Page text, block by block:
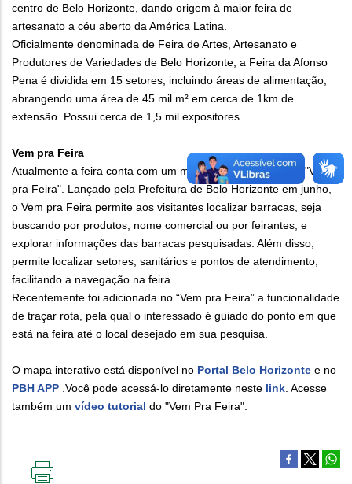
centro de Belo Horizonte, dando origem à maior feira de
artesanato a céu aberto da América Latina.
Oficialmente denominada de Feira de Artes, Artesanato e
Produtores de Variedades de Belo Horizonte, a Feira da Afonso
Pena é dividida em 15 setores, incluindo áreas de alimentação,
abrangendo uma área de 45 mil m² em cerca de 1km de
extensão. Possui cerca de 1,5 mil expositores
Vem pra Feira
Atualmente a feira conta com um mapa digital interativo, o "Vem
pra Feira". Lançado pela Prefeitura de Belo Horizonte em junho,
o Vem pra Feira permite aos visitantes localizar barracas, seja
buscando por produtos, nome comercial ou por feirantes, e
explorar informações das barracas pesquisadas. Além disso,
permite localizar setores, sanitários e pontos de atendimento,
facilitando a navegação na feira.
Recentemente foi adicionada no “Vem pra Feira” a funcionalidade
de traçar rota, pela qual o interessado é guiado do ponto em que
está na feira até o local desejado em sua pesquisa.
O mapa interativo está disponível no Portal Belo Horizonte e no
PBH APP .Você pode acessá-lo diretamente neste link. Acesse
também um vídeo tutorial do "Vem Pra Feira".